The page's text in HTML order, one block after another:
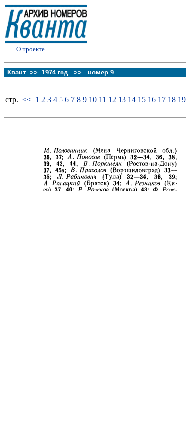
О проекте
Квант >> 1974 год >> номер 9
стp. << 1 2 3 4 5 6 7 8 9 10 11 12 13 14 15 16 17 18 19